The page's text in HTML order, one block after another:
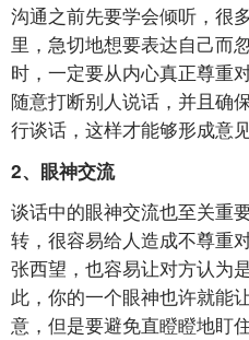
沟通之前先要学会倾听，很
里，急切地想要表达自己而
时，一定要从内心真正尊重
随意打断别人说话，并且确
行谈话，这样才能够形成意见
2、眼神交流
谈话中的眼神交流也至关重
转，很容易给人造成不尊重
张西望，也容易让对方认为
此，你的一个眼神也许就能
意，但是要避免直瞪瞪地盯